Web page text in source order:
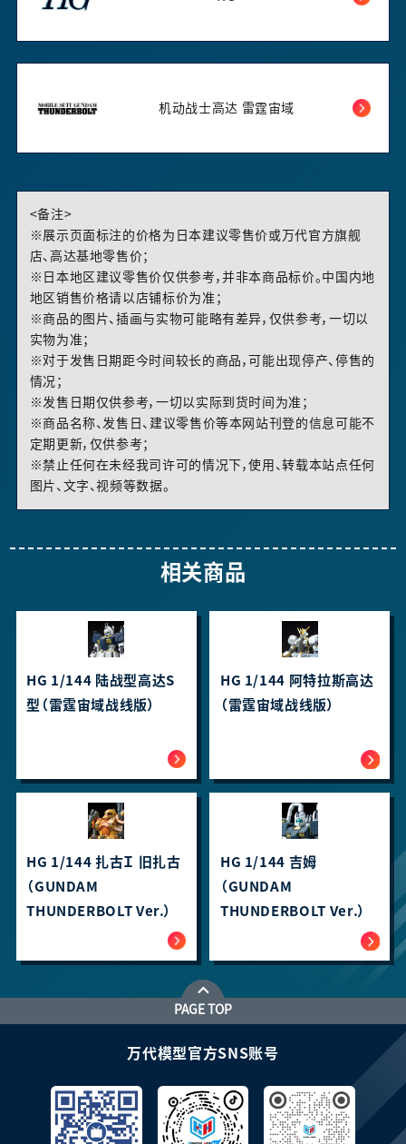
机动战士高达 雷霆宙域
<备注>
※展示页面标注的价格为日本建议零售价或万代官方旗舰
店、高达基地零售价；
※日本地区建议零售价仅供参考，并非本商品标价。中国内地
地区销售价格请以店铺标价为准；
※商品的图片、插画与实物可能略有差异，仅供参考，一切以
实物为准；
※对于发售日期距今时间较长的商品，可能出现停产、停售的
情况；
※发售日期仅供参考，一切以实际到货时间为准；
※商品名称、发售日、建议零售价等本网站刊登的信息可能不
定期更新，仅供参考；
※禁止任何在未经我司许可的情况下，使用、转载本站点任何
图片、文字、视频等数据。
相关商品
HG 1/144 陆战型高达S
型（雷霆宙域战线版）
HG 1/144 阿特拉斯高达
（雷霆宙域战线版）
HG 1/144 扎古Ｉ 旧扎古
（GUNDAM
THUNDERBOLT Ver.）
HG 1/144 吉姆
（GUNDAM
THUNDERBOLT Ver.）
PAGE TOP
万代模型官方SNS账号